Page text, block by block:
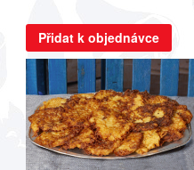
Přidat k objednávce